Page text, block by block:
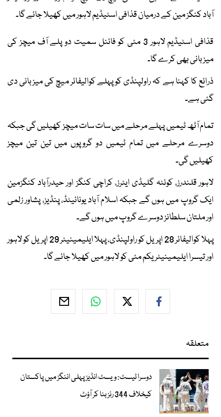
آباد کنگز مین کے درمیان قذافی اسٹیڈیم لاہور میں کھیلا جائے گا۔
قذافی اسٹیڈیم لاہور 3 مئی کو فائنل سمیت دو پلے آف میچز کی
میزبانی بھی کرے گا۔
ذرائع کا کہنا ہے کہ راولپنڈی کو پہلے کوالیفائر میچ کی میزبانی دی
گئی ہے۔
تمام آٹھ ٹیمیں پہلے مرحلے میں سات سات میچز کھیلیں گی جبکہ
دوسرے مرحلے میں تمام ٹیمیں دو گروپوں میں تین تین میچز
کھیلیں گی۔
لاہور قلندرز، کوئٹہ گلیڈی ایٹرز، کراچی کنگز اور حیدرآباد کنگزمین
ایک گروپ میں ہوں گے جبکہ اسلام آباد یونائیٹڈ، پنڈیز، پشاور زلمی
اور ملتان سلطانز دوسرے گروپ میں ہوں گے۔
پہلا کوالیفائر 28 اپریل کو راولپنڈی، پہلا ایلیمینیٹر 29 اپریل کو لاہور
اور تیسرا ایلیمینیٹر یکم مئی کو لاہور میں کھیلا جائے گا۔
متعلقہ
دوسرا ٹیسٹ: ویسٹ انڈیز پہلی اننگز میں پاکستان
کیخلاف 344 رنز بنا کر آؤٹ